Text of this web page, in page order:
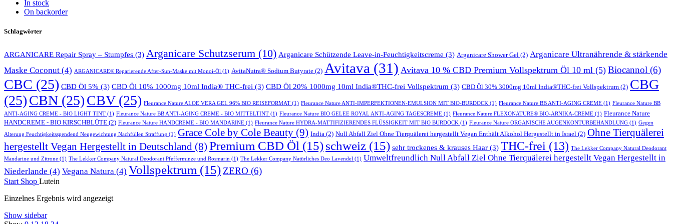
In stock
On backorder
Schlagwörter
ARGANICARE Repair Spray – Stumpfes (3) Arganicare Schutzserum (10) Arganicare Schützende Leave-in-Feuchtigkeitscreme (3) Arganicare Shower Gel (2) Arganicare Ultranährende & stärkende
Maske Coconut (4) ARGANICARE® Reparierende After-Sun-Maske mit Monoi-Öl (1) AvitaNutra® Sodium Butyrate (2) Avitava (31) Avitava 10 % CBD Premium Vollspektrum Öl 10 ml (5) Biocannol (6)
CBC (25) CBD Öl 5% (3) CBD Öl 10% 1000mg 10ml India® THC-frei (3) CBD Öl 20% 1000mg 10ml India®THC-frei Vollspektrum (3) CBD Öl 30% 3000mg 10ml India®THC-frei Vollspektrum (2) CBG
(25)CBN (25)CBV(25) Fleurance Nature ALOE VERA GEL 96% BIO REISEFORMAT (1) Fleurance Nature ANTI-IMPERFEKTIONEN-EMULSION MIT BIO-BURDOCK (1) Fleurance Nature BB ANTI-AGING CREME (1) Fleurance Nature BB
ANTI-AGING CREME - BIO LIGHT TINT (1) Fleurance Nature BB ANTI-AGING CREME - BIO MITTELTINT (1) Fleurance Nature BIO GELEE ROYAL ANTI-AGING TAGESCREME (1) Fleurance Nature FLEXONATURE® BIO-ARNIKA-CREME (1) Fleurance Nature
HANDCREME - BIO KIRSCHBLÜTE (2) Fleurance Nature HANDCREME - BIO MANDARINE (1) Fleurance Nature HYDRA-MATTIFIZIERENDES FLÜSSIGKEIT MIT BIO BURDOCK (1) Fleurance Nature ORGANISCHE AUGENKONTURBEHANDLUNG (1) Gegen
Alterung Feuchtigkeitsspendend Neugewichtung Nachfüllen Straffung (1) Grace Cole by Cole Beauty (9) India (2) Null Abfall Ziel Ohne Tierquälerei hergestellt Vegan Enthält Alkohol Hergestellt in Israel (2) Ohne Tierquälerei
hergestellt Vegan Hergestellt in Deutschland (8) Premium CBD Öl (15)schweiz (15) sehr trockenes & krauses Haar (3) THC-frei (13) The Lekker Company Natural Deodorant
Mandarine und Zitrone (1) The Lekker Company Natural Deodorant Pfefferminze und Rosmarin (1) The Lekker Company Natürliches Deo Lavendel (1) Umweltfreundlich Null Abfall Ziel Ohne Tierquälerei hergestellt Vegan Hergestellt in
Niederlande (4) Vegana Natura (4) Vollspektrum (15) ZERO (6)
Start Shop Lutein
Einzelnes Ergebnis wird angezeigt
Show sidebar